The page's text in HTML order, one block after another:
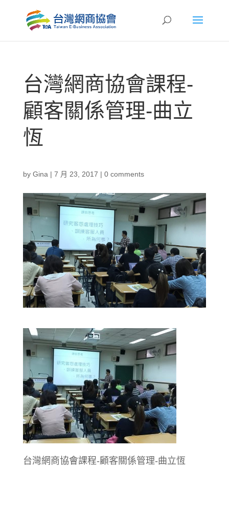
台灣網商協會課程-
顧客關係管理-曲立
恆
by Gina | 7 月 23, 2017 | 0 comments
台灣網商協會課程-顧客關係管理-曲立恆